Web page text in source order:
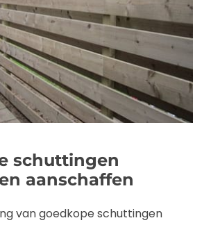
schuttingen
aanschaffen
van goedkope schuttingen